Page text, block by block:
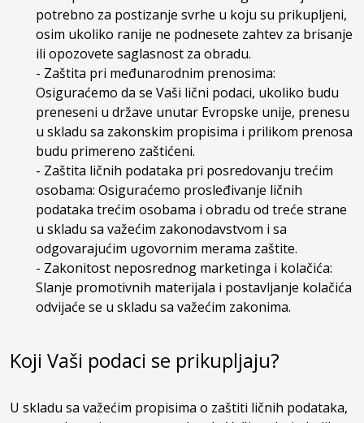
potrebno za postizanje svrhe u koju su prikupljeni,
osim ukoliko ranije ne podnesete zahtev za brisanje
ili opozovete saglasnost za obradu.
- Zaštita pri međunarodnim prenosima:
Osiguraćemo da se Vaši lični podaci, ukoliko budu
preneseni u države unutar Evropske unije, prenesu
u skladu sa zakonskim propisima i prilikom prenosa
budu primereno zaštićeni.
- Zaštita ličnih podataka pri posredovanju trećim
osobama: Osiguraćemo prosleđivanje ličnih
podataka trećim osobama i obradu od treće strane
u skladu sa važećim zakonodavstvom i sa
odgovarajućim ugovornim merama zaštite.
- Zakonitost neposrednog marketinga i kolačića:
Slanje promotivnih materijala i postavljanje kolačića
odvijaće se u skladu sa važećim zakonima.
Koji Vaši podaci se prikupljaju?
U skladu sa važećim propisima o zaštiti ličnih podataka,